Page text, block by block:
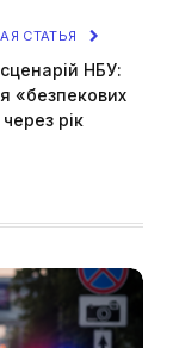
СТАТЬЯ
НБУ:
«безпекових
рік